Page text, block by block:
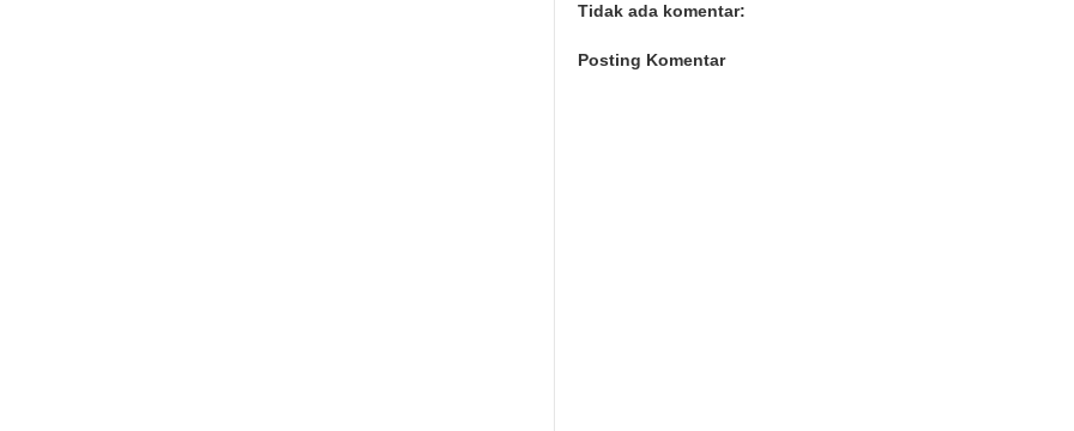
Tidak ada komentar:
Posting Komentar